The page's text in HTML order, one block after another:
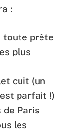
:
toute prête
plus
cuit (un
parfait !)
de Paris
les